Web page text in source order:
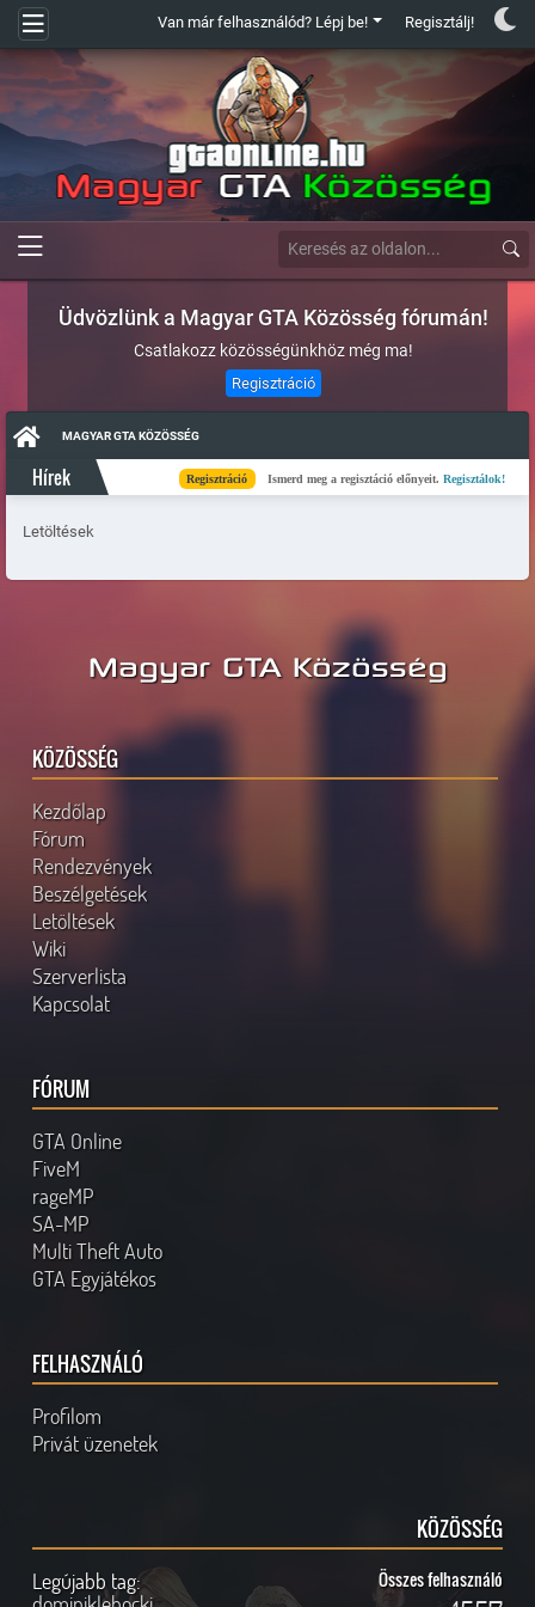
Van már felhasználód? Lépj be! Regisztálj!
Üdvözlünk a Magyar GTA Közösség fórumán!
Csatlakozz közösségünkhöz még ma!
Regisztráció
MAGYAR GTA KÖZÖSSÉG
Hírek Regisztráció Ismerd meg a regisztáció előnyeit.Regisztálok!
Letöltések
Magyar GTA Közösség
KÖZÖSSÉG
Kezdőlap
Fórum
Rendezvények
Beszélgetések
Letöltések
Wiki
Szerverlista
Kapcsolat
FÓRUM
GTA Online
FiveM
rageMP
SA-MP
Multi Theft Auto
GTA Egyjátékos
FELHASZNÁLÓ
Profilom
Privát üzenetek
KÖZÖSSÉG
Legújabb tag: Összes felhasználó